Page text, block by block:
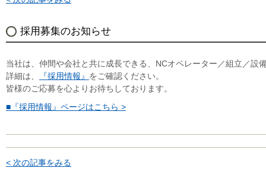
採用募集のお知らせ
当社は、仲間や会社と共に成長できる、NCオペレーター／組立／設
詳細は、
『採用情報』 をご確認ください。
皆様のご応募を心よりお待ちしております。
■『採用情報』ページはこちら >
< 次の記事をみる